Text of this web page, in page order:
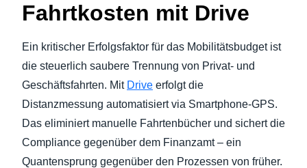
Fahrtkosten mit Drive
Ein kritischer Erfolgsfaktor für das Mobilitätsbudget ist
die steuerlich saubere Trennung von Privat- und
Geschäftsfahrten. Mit Drive erfolgt die
Distanzmessung automatisiert via Smartphone-GPS.
Das eliminiert manuelle Fahrtenbücher und sichert die
Compliance gegenüber dem Finanzamt – ein
Quantensprung gegenüber den Prozessen von früher.